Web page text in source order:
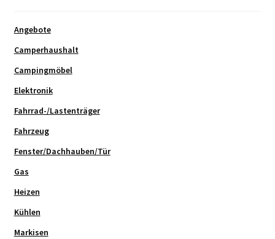
Angebote
Camperhaushalt
Campingmöbel
Elektronik
Fahrrad-/Lastenträger
Fahrzeug
Fenster/Dachhauben/Tür
Gas
Heizen
Kühlen
Markisen